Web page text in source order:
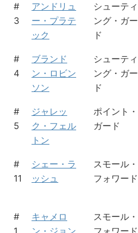
#
3
アンドリュ
ー・プラテ
ック
シューティ
ング・ガー
ド
#
4
ブランド
ン・ロビン
ソン
シューティ
ング・ガー
ド
#
5
ジャレッ
ク・フェル
トン
ポイント・
ガード
#
11
シェー・ラ
ッシュ
スモール・
フォワード
#
キャメロ
スモール・